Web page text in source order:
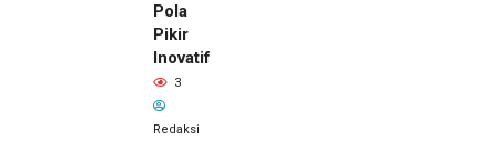
Pola
Pikir
Inovatif
3
Redaksi
Pemilik
Royal
Phone